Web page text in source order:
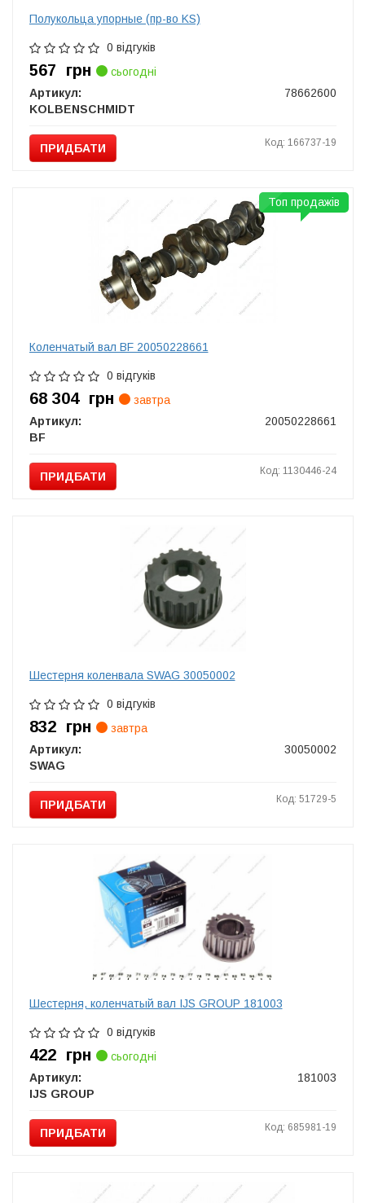
Полукольца упорные (пр-во KS)
0 відгуків
567 грн
сьогодні
Артикул:
78662600
KOLBENSCHMIDT
ПРИДБАТИ Код: 166737-19
Коленчатый вал BF 20050228661
0 відгуків
68 304 грн
завтра
Артикул:
20050228661
BF
ПРИДБАТИ Код: 1130446-24
Топ продажів
Шестерня коленвала SWAG 30050002
0 відгуків
832 грн
завтра
Артикул:
30050002
SWAG
ПРИДБАТИ Код: 51729-5
Шестерня, коленчатый вал IJS GROUP 181003
0 відгуків
422 грн
сьогодні
Артикул:
181003
IJS GROUP
ПРИДБАТИ Код: 685981-19